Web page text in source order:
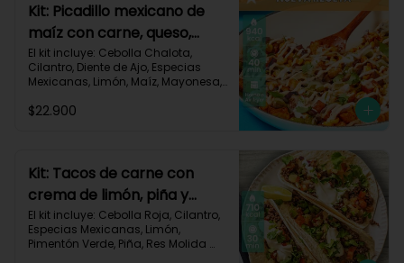
Kit: Picadillo mexicano de
maíz con carne, queso,
criollas y crema de limón-
139
El kit incluye: Cebolla Chalota,
Cilantro, Diente de Ajo, Especias
Mexicanas, Limón, Maíz, Mayonesa,
Mozzarella Rallado, Carne de Res
Grasas 30g | Proteínas 40g
$22.900
Kit: Tacos de carne con
crema de limón, piña y
especias-17
El kit incluye: Cebolla Roja, Cilantro,
Especias Mexicanas, Limón,
Pimentón Verde, Piña, Res Molida